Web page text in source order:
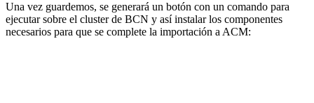
Una vez guardemos, se generará un botón con un comando para
ejecutar sobre el cluster de BCN y así instalar los componentes
necesarios para que se complete la importación a ACM: